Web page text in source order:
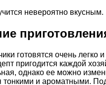
невероятно вкусным.
готовятся очень легко
пригодится каждой
однако ее можно
тонкими и ароматными.